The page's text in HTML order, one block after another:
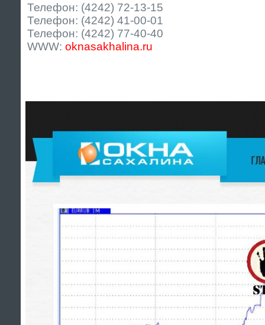
Телефон: (4242) 72-13-15
Телефон: (4242) 41-00-01
Телефон: (4242) 77-40-40
WWW: oknasakhalina.ru